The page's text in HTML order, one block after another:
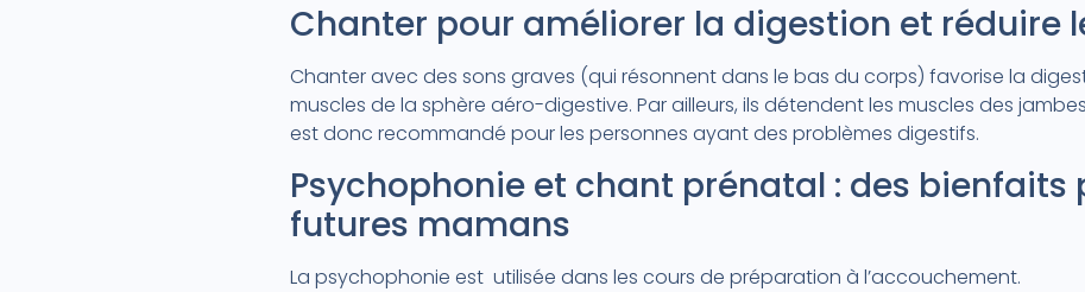
Chanter pour améliorer la digestion et réduire
Chanter avec des sons graves (qui résonnent dans le bas du corps) favorise la
muscles de la sphère aéro-digestive. Par ailleurs, ils détendent les muscles des
est donc recommandé pour les personnes ayant des problèmes digestifs.
Psychophonie et chant prénatal : des bienfaits
futures mamans
La psychophonie est utilisée dans les cours de préparation à l’accouchement.